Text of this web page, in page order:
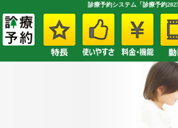
診療予約システム「診療予約2025